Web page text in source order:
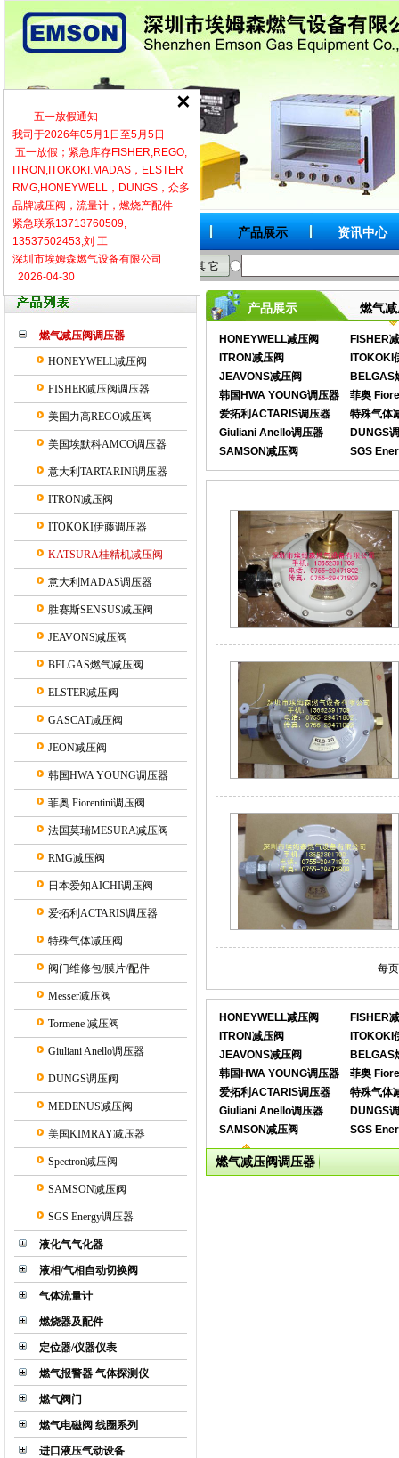
网站首页 产品展示 资讯中心
按品牌 按型号 按类别 其 它
燃气减压阀调压器
HONEYWELL减压阀
FISHER减压阀调压器
美国力高REGO减压阀
美国埃默科AMCO调压器
意大利TARTARINI调压器
ITRON减压阀
ITOKOKI伊藤调压器
KATSURA桂精机减压阀
意大利MADAS调压器
胜赛斯SENSUS减压阀
JEAVONS减压阀
BELGAS燃气减压阀
ELSTER减压阀
GASCAT减压阀
JEON减压阀
韩国HWA YOUNG调压器
菲奥 Fiorentini调压阀
法国莫瑞MESURA减压阀
RMG减压阀
日本爱知AICHI调压阀
爱拓利ACTARIS调压器
特殊气体减压阀
阀门维修包/膜片/配件
Messer减压阀
Tormene 减压阀
Giuliani Anello调压器
DUNGS调压阀
MEDENUS减压阀
美国KIMRAY减压器
Spectron减压阀
SAMSON减压阀
SGS Energy调压器
液化气气化器
液相/气相自动切换阀
气体流量计
燃烧器及配件
定位器/仪器仪表
燃气报警器 气体探测仪
燃气阀门
燃气电磁阀 线圈系列
进口液压气动设备
产品展示 燃气
HONEYWELL减压阀
FISHER
ITRON减压阀
ITOKOKI
JEAVONS减压阀
BELGAS
韩国HWA YOUNG调压器
菲奥
爱拓利ACTARIS调压器
特殊气体
Giuliani Anello调压器
DUNGS
SAMSON减压阀
SGS
每页
HONEYWELL减压阀
FISHER
ITRON减压阀
ITOKOKI
JEAVONS减压阀
BELGAS
韩国HWA YOUNG调压器
菲奥
爱拓利ACTARIS调压器
特殊气体
Giuliani Anello调压器
DUNGS
SAMSON减压阀
SGS
燃气减压阀调压器
五一放假通知
我司于2026年05月1日至5月5日
五一放假；紧急库存FISHER,REGO,
ITRON,ITOKOKI.MADAS，ELSTER
RMG,HONEYWELL，DUNGS，众多
品牌减压阀，流量计，燃烧产配件
紧急联系13713760509,
13537502453,刘 工
深圳市埃姆森燃气设备有限公司
2026-04-30